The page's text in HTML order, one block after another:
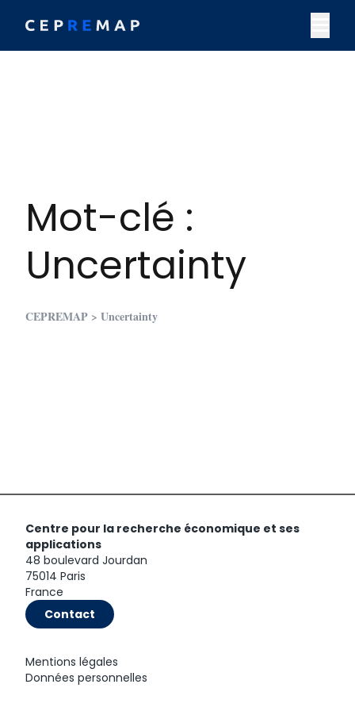
Mot-clé :
Uncertainty
CEPREMAP > Uncertainty
Centre pour la recherche économique et ses
applications
48 boulevard Jourdan
75014 Paris
France
Contact
Mentions légales
Données personnelles